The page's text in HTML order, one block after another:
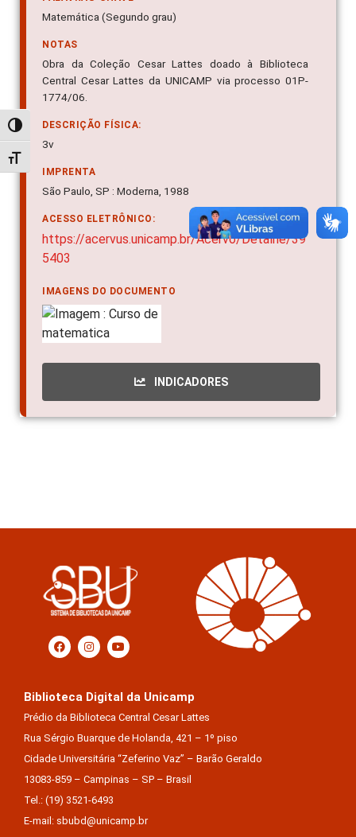
Alternar alto contraste
Alternar tamanho da fonte
Matemática (Segundo grau)
NOTAS
Obra da Coleção Cesar Lattes doado à Biblioteca
Central Cesar Lattes da UNICAMP via processo 01P-
1774/06.
DESCRIÇÃO FÍSICA:
3v
IMPRENTA
São Paulo, SP : Moderna, 1988
ACESSO ELETRÔNICO:
https://acervus.unicamp.br/Acervo/Detalhe/39
5403
IMAGENS DO DOCUMENTO
INDICADORES
Biblioteca Digital da Unicamp
Prédio da Biblioteca Central Cesar Lattes
Rua Sérgio Buarque de Holanda, 421 – 1º piso
Cidade Universitária “Zeferino Vaz” – Barão Geraldo
13083-859 – Campinas – SP – Brasil
Tel.: (19) 3521-6493
E-mail: sbubd@unicamp.br